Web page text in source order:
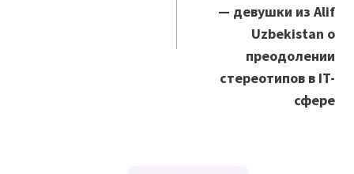
— девушки из Alif
Uzbekistan о
преодолении
стереотипов в IT-
сфере